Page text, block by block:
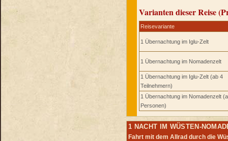
Varianten dieser Reise
Reisevariante
1 Übernachtung im Iglu-Zelt
1 Übernachtung im Nomadenzelt
1 Übernachtung im Iglu-Zelt (ab 4
Teilnehmern)
1 Übernachtung im Nomadenzelt
Personen)
1 NACHT IM WÜSTEN-
Fahrt mit dem Allrad durch die